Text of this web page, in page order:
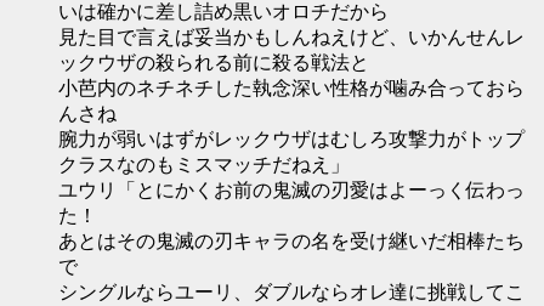
いは確かに差し詰め黒いオロチだから
見た目で言えば妥当かもしんねえけど、いかんせんレ
ックウザの殺られる前に殺る戦法と
小芭内のネチネチした執念深い性格が噛み合っておら
んさね
腕力が弱いはずがレックウザはむしろ攻撃力がトップ
クラスなのもミスマッチだねえ」
ユウリ「とにかくお前の鬼滅の刃愛はよーっく伝わっ
た！
あとはその鬼滅の刃キャラの名を受け継いだ相棒たち
で
シングルならユーリ、ダブルならオレ達に挑戦してこ